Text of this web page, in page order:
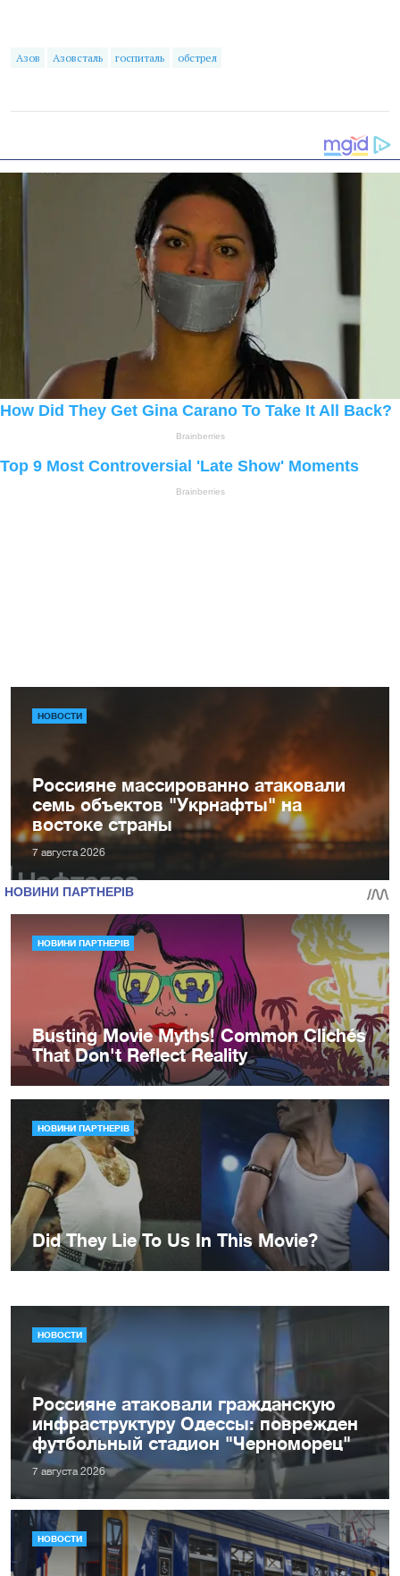
Азов Азовсталь госпиталь обстрел
НОВОСТИ
Россияне массированно атаковали
семь объектов "Укрнафты" на
востоке страны
7 августа 2026
НОВОСТИ
Россияне атаковали гражданскую
инфраструктуру Одессы: поврежден
футбольный стадион "Черноморец"
7 августа 2026
НОВОСТИ